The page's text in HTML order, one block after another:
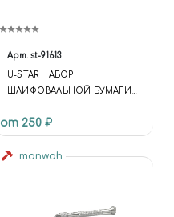
Арт. st-91613
U-STAR НАБОР
ШЛИФОВАЛЬНОЙ БУМАГИ
от 250 ₽
manwah